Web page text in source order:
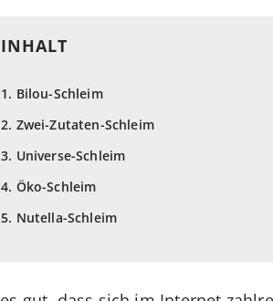
1. Bilou-Schleim
2. Zwei-Zutaten-Schleim
3. Universe-Schleim
4. Öko-Schleim
5. Nutella-Schleim